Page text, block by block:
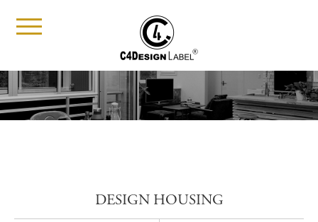
t
o
l
e
n
a
n
DESIGN HOUSING